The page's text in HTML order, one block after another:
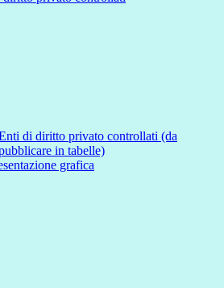
di diritto privato controllati (da
in tabelle)
grafica